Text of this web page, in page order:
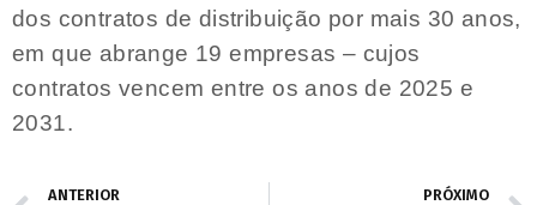
dos contratos de distribuição por mais 30 anos,
em que abrange 19 empresas – cujos
contratos vencem entre os anos de 2025 e
2031.
ANTERIOR PRÓXIMO